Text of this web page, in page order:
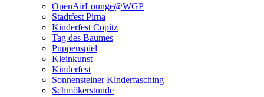
OpenAirLounge@WGP
Stadtfest Pirna
Kinderfest Copitz
Tag des Baumes
Puppenspiel
Kleinkunst
Kinderfest
Sonnensteiner Kinderfasching
Schmökerstunde